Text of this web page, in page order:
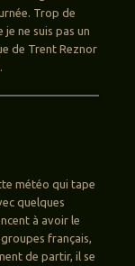
Trop de
ne suis pas un
de Trent Reznor
météo qui tape
quelques
à avoir le
français,
de partir, il se